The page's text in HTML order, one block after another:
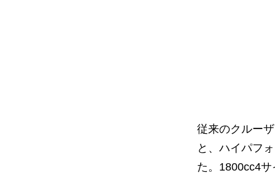
従来のクルー
と、ハイパフ
た。1800cc4